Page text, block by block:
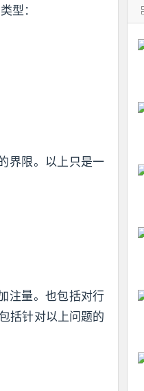
型：
界限。以上只是一
注量。也包括对行
括针对以上问题的